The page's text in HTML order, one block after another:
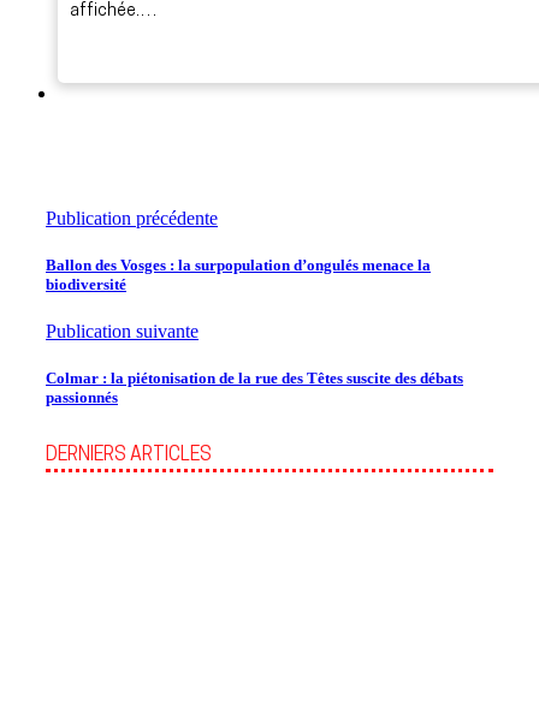
affichée.…
Publication précédente
Ballon des Vosges : la surpopulation d’ongulés menace la
biodiversité
Publication suivante
Colmar : la piétonisation de la rue des Têtes suscite des débats
passionnés
DERNIERS ARTICLES